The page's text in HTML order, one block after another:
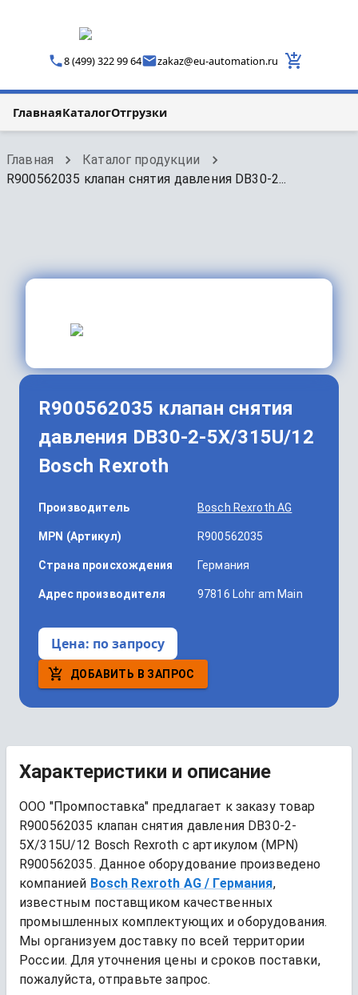
8 (499) 322 99 64 zakaz@eu-automation.ru
ГлавнаяКаталогОтгрузки
Главная
Каталог продукции
R900562035 клапан снятия давления DB30-2...
R900562035 клапан снятия
давления DB30-2-5X/315U/12
Bosch Rexroth
Производитель Bosch Rexroth AG
MPN (Артикул) R900562035
Страна происхождения Германия
Адрес производителя 97816 Lohr am Main
Цена: по запросу
ДОБАВИТЬ В ЗАПРОС
Характеристики и описание
ООО "Промпоставка" предлагает к заказу товар
R900562035 клапан снятия давления DB30-2-
5X/315U/12 Bosch Rexroth
R900562035. Данное оборудование произведено
компанией Bosch Rexroth AG / Германия,
известным поставщиком качественных
промышленных комплектующих и оборудования.
Мы организуем доставку по всей территории
России. Для уточнения цены и сроков поставки,
пожалуйста, отправьте запрос.